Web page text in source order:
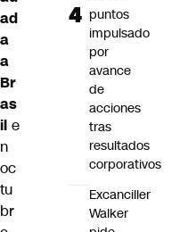
ad
a
a
Br
as
il e
n
oc
tu
br
puntos
impulsado
por
avance
de
acciones
tras
resultados
corporativos
Excanciller
Walker